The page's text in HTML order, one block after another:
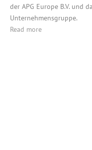
der APG Europe B.V. und
Unternehmensgruppe.
Read more